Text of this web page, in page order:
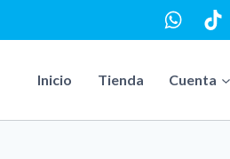
Inicio Tienda Cuenta